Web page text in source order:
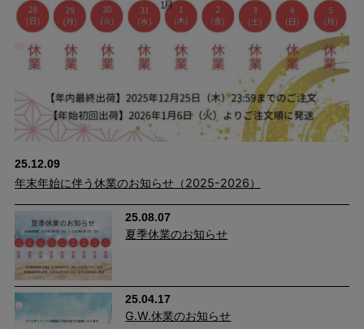
ヒップを立体的にみせる美尻効果
独自のパターン設計で、ヒップ部分など女性らしい曲線をよりき
後ろポケット部分にダーツを入れることによってキレイな丸みの
た、ポケットがヒップ位置を高く見せ、はくだけでスタイルアッ
プが可能に。
25.12.09
年末年始に伴う休業のお知らせ（2025-2026）
25.08.07
夏季休業のお知らせ
25.04.17
G.W.休業のお知らせ